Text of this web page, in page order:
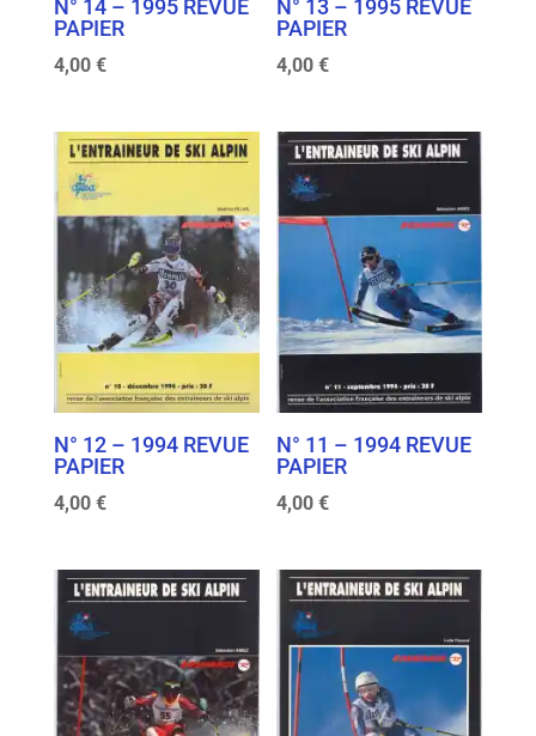
N° 14 – 1995 REVUE
PAPIER
4,00 €
N° 13 – 1995 REVUE
PAPIER
4,00€
N° 12 – 1994 REVUE
PAPIER
4,00 €
N° 11 – 1994 REVUE
PAPIER
4,00€